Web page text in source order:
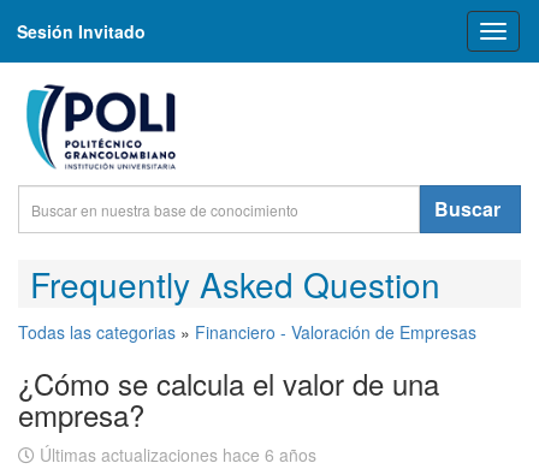
Sesión Invitado
Buscar
Frequently Asked Question
Todas las categorias » Financiero - Valoración de Empresas
¿Cómo se calcula el valor de una
empresa?
Últimas actualizaciones hace 6 años